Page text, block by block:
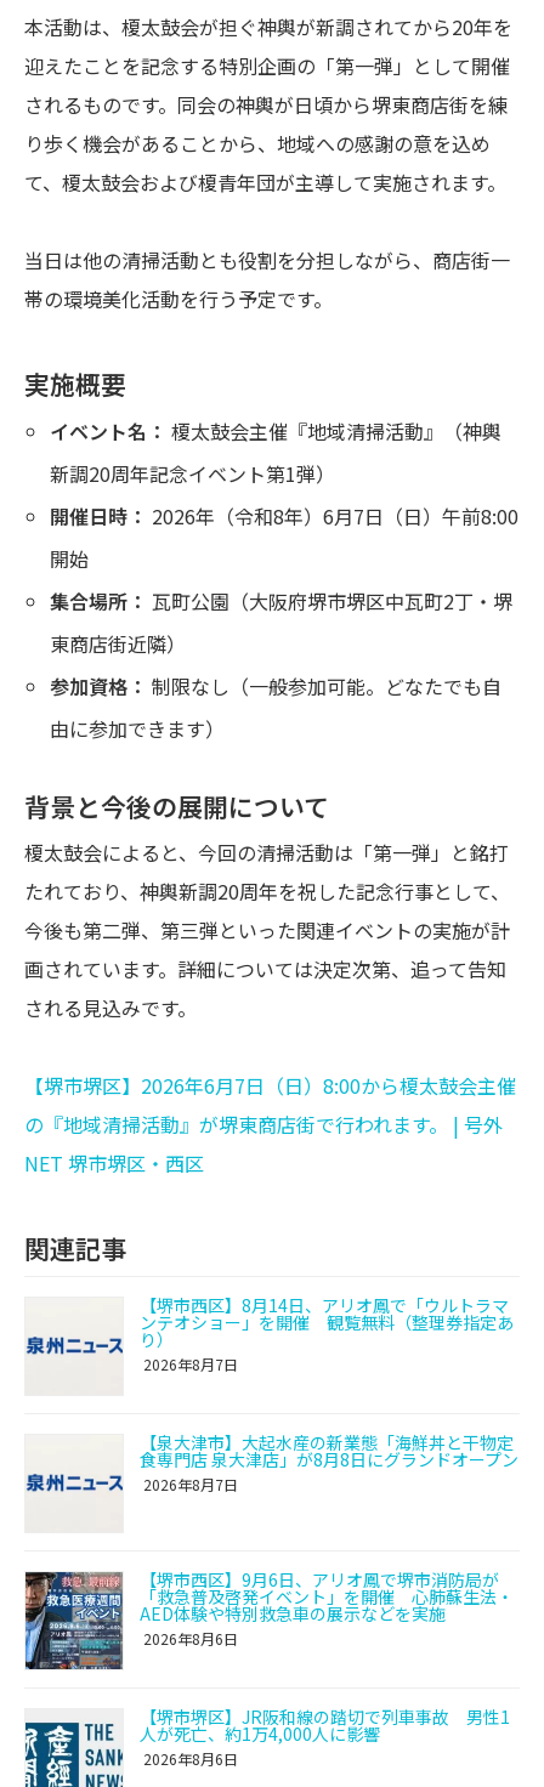
本活動は、榎太鼓会が担ぐ神輿が新調されてから20年を
迎えたことを記念する特別企画の「第一弾」として開催
されるものです。同会の神輿が日頃から堺東商店街を練
り歩く機会があることから、地域への感謝の意を込め
て、榎太鼓会および榎青年団が主導して実施されます。
当日は他の清掃活動とも役割を分担しながら、商店街一
帯の環境美化活動を行う予定です。
実施概要
イベント名： 榎太鼓会主催『地域清掃活動』（神輿
新調20周年記念イベント第1弾）
開催日時： 2026年（令和8年）6月7日（日）午前8:00
開始
集合場所： 瓦町公園（大阪府堺市堺区中瓦町2丁・堺
東商店街近隣）
参加資格： 制限なし（一般参加可能。どなたでも自
由に参加できます）
背景と今後の展開について
榎太鼓会によると、今回の清掃活動は「第一弾」と銘打
たれており、神輿新調20周年を祝した記念行事として、
今後も第二弾、第三弾といった関連イベントの実施が計
画されています。詳細については決定次第、追って告知
される見込みです。
【堺市堺区】2026年6月7日（日）8:00から榎太鼓会主催
の『地域清掃活動』が堺東商店街で行われます。 | 号外
NET 堺市堺区・西区
関連記事
【堺市西区】8月14日、アリオ鳳で「ウルトラマ
ンテオショー」を開催 観覧無料（整理券指定あ
り）
2026年8月7日
【泉大津市】大起水産の新業態「海鮮丼と干物定
食専門店 泉大津店」が8月8日にグランドオープン
2026年8月7日
【堺市西区】9月6日、アリオ鳳で堺市消防局が
「救急普及啓発イベント」を開催 心肺蘇生法・
AED体験や特別救急車の展示などを実施
2026年8月6日
【堺市堺区】JR阪和線の踏切で列車事故 男性1
人が死亡、約1万4,000人に影響
2026年8月6日